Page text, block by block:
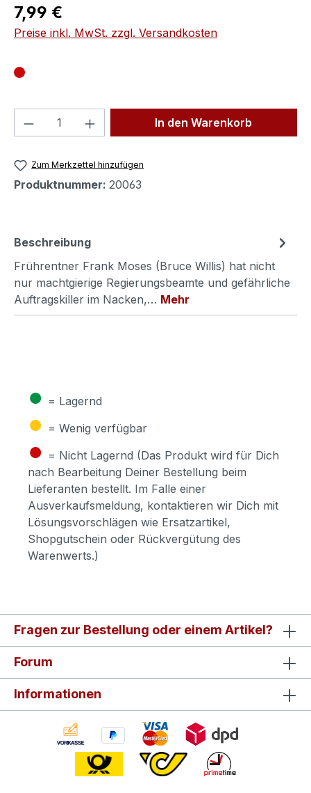
Regulärer Preis:
7,99 €
Preise inkl. MwSt. zzgl. Versandkosten
Produkt Anzahl: Gib denIn den Warenkorb
Zum Merkzettel hinzufügen
Produktnummer: 20063
Beschreibung
Frührentner Frank Moses (Bruce Willis) hat nicht
nur machtgierige Regierungsbeamte und gefährliche
Auftragskiller im Nacken,… Mehr
● = Lagernd
● = Wenig verfügbar
● = Nicht Lagernd (Das Produkt wird für Dich
nach Bearbeitung Deiner Bestellung beim
Lieferanten bestellt. Im Falle einer
Ausverkaufsmeldung, kontaktieren wir Dich mit
Lösungsvorschlägen wie Ersatzartikel,
Shopgutschein oder Rückvergütung des
Warenwerts.)
Fragen zur Bestellung oder einem Artikel?
Forum
Informationen